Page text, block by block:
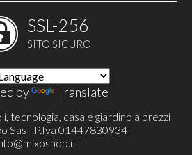
SSL-256
SITO SICURO
by Translate
tecnologia, casa e giardino a prezzi
Sas - P.Iva 01447830934